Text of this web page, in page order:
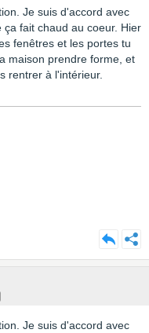
Je suis d'accord avec
fait chaud au coeur. Hier
fenêtres et les portes tu
maison prendre forme, et
rentrer à l'intérieur.
Je suis d'accord avec